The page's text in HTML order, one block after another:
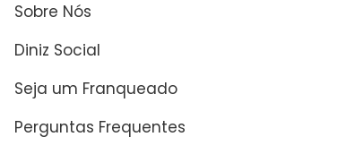
Sobre Nós
Diniz Social
Seja um Franqueado
Perguntas Frequentes